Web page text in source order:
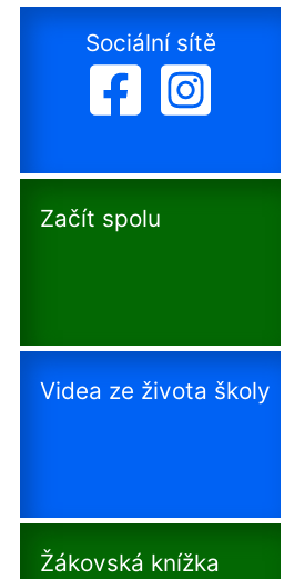
Sociální sítě
Začít spolu
Videa ze života školy
Žákovská knížka